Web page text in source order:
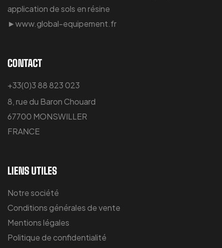
application de sols en résine
►www.global-equipement.fr
CONTACT
+33(0)3 88 823 023
8, rue du Baron Chouard
67700 MONSWILLER
FRANCE
LIENS UTILES
Notre société
Conditions générales de vente
Mentions légales
Politique de confidentialité